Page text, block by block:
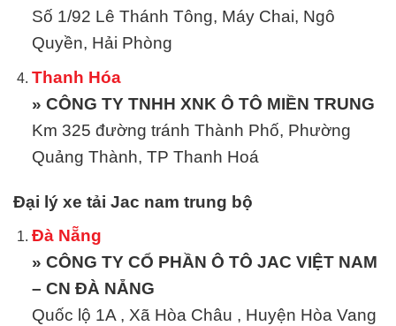
Số 1/92 Lê Thánh Tông, Máy Chai, Ngô
Quyền, Hải Phòng
Thanh Hóa
» CÔNG TY TNHH XNK Ô TÔ MIỀN TRUNG
Km 325 đường tránh Thành Phố, Phường
Quảng Thành, TP Thanh Hoá
Đại lý xe tải Jac nam trung bộ
Đà Nẵng
» CÔNG TY CỔ PHẦN Ô TÔ JAC VIỆT NAM
– CN ĐÀ NẴNG
Quốc lộ 1A , Xã Hòa Châu , Huyện Hòa Vang